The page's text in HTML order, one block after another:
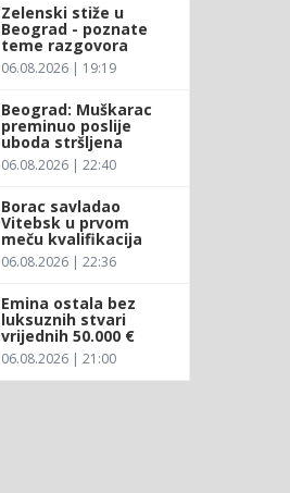
Zelenski stiže u
Beograd - poznate
teme razgovora
06.08.2026 | 19:19
Beograd: Muškarac
preminuo poslije
uboda stršljena
06.08.2026 | 22:40
Borac savladao
Vitebsk u prvom
meču kvalifikacija
06.08.2026 | 22:36
Emina ostala bez
luksuznih stvari
vrijednih 50.000 €
06.08.2026 | 21:00